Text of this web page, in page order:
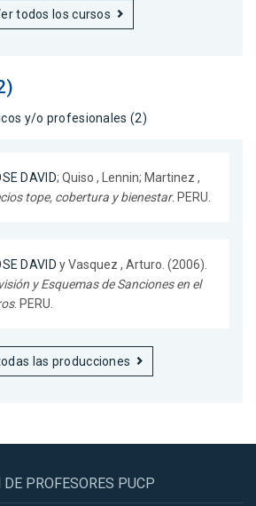
todos los cursos
y/o profesionales (2)
DAVID; Quiso , Lennin; Martinez ,
tope, cobertura y bienestar. PERU.
DAVID y Vasquez , Arturo. (2006).
y Esquemas de Sanciones en el
. PERU.
las producciones
PROFESORES PUCP